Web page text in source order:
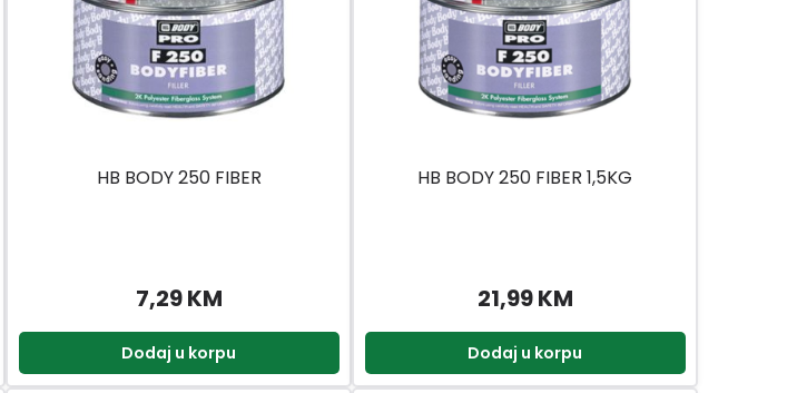
HB BODY 250 FIBER
7,29 KM
Dodaj u korpu
HB BODY 250 FIBER 1,5KG
21,99 KM
Dodaj u korpu